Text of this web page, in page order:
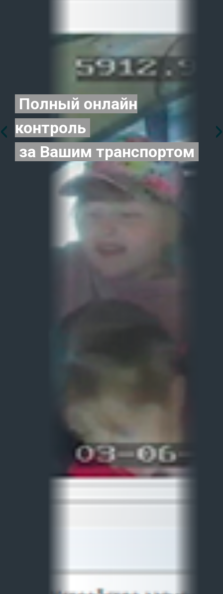
Полный онлайн
контроль
за Вашим транспортом
‹ ›